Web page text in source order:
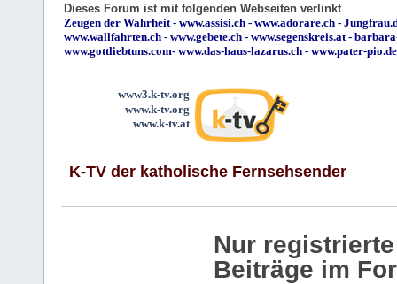
Dieses Forum ist mit folgenden Webseiten verlinkt
Zeugen der Wahrheit - www.assisi.ch - www.adorare.ch -
www.wallfahrten.ch - www.gebete.ch - www.segenskreis.at -
www.gottliebtuns.com- www.das-haus-lazarus.ch - www.pater-pio.de
www3.k-tv.org
www.k-tv.org
www.k-tv.at
K-TV der katholische Fernsehsender
Nur
Beiträge im